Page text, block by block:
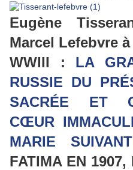
Eugène
Marcel Lefebvre
WWIII : LA
RUSSIE DU
SACRÉE ET
CŒUR
MARIE
FATIMA EN